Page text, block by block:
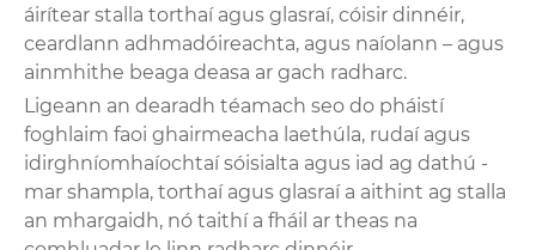
áirítear stalla torthaí agus glasraí, cóisir dinnéir,
ceardlann adhmadóireachta, agus naíolann – agus
ainmhithe beaga deasa ar gach radharc.
Ligeann an dearadh téamach seo do pháistí
foghlaim faoi ghairmeacha laethúla, rudaí agus
idirghníomhaíochtaí sóisialta agus iad ag dathú -
mar shampla, torthaí agus glasraí a aithint ag stalla
an mhargaidh, nó taithí a fháil ar theas na